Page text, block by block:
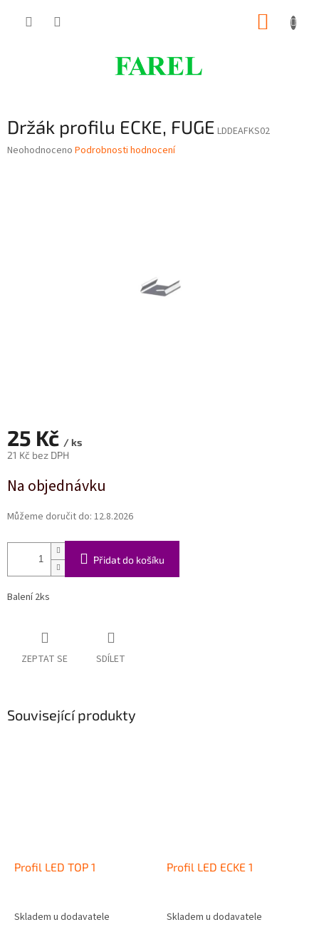
Držák profilu ECKE, FUGE LDDEAFKS02
Průměrné
Neohodnoceno Podrobnosti hodnocení
25 Kč / ks
21 Kč bez DPH
cena:
Na objednávku
Můžeme doručit do: 12.8.2026
Přidat do košíku
Balení 2ks
ZEPTAT SE SDÍLET
Související produkty
Profil LED TOP 1
Skladem u dodavatele
Profil LED ECKE 1
Skladem u dodavatele